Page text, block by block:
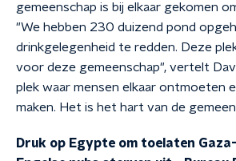
gemeenschap is bij elkaar gekomen
"We hebben 230 duizend pond
drinkgelegenheid te redden. Deze
voor deze gemeenschap", vertelt
plek waar mensen elkaar ontmoeten
maken. Het is het hart van de
Druk op Egypte om toelaten